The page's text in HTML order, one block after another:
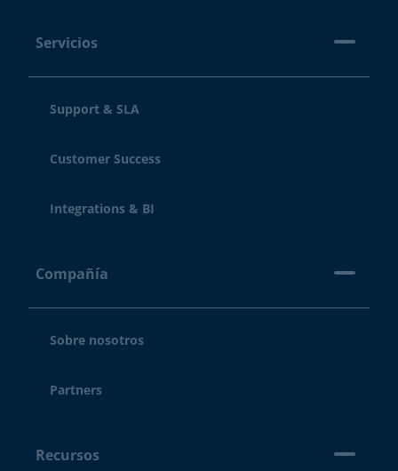
Servicios
Support & SLA
Customer Success
Integrations & BI
Compañía
Sobre nosotros
Partners
Recursos